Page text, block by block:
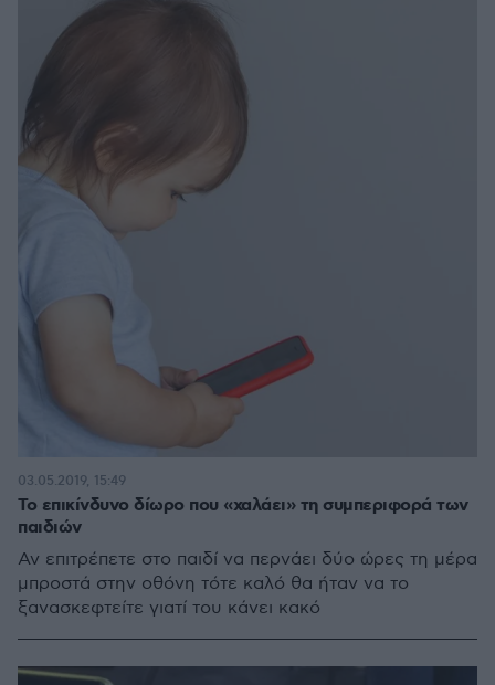
Το επικίνδυνο δίωρο που «χαλάει» τη συμπεριφορά των
παιδιών
Αν επιτρέπετε στο παιδί να περνάει δύο ώρες τη μέρα
μπροστά στην οθόνη τότε καλό θα ήταν να το
ξανασκεφτείτε γιατί του κάνει κακό
03.05.2019, 15:49